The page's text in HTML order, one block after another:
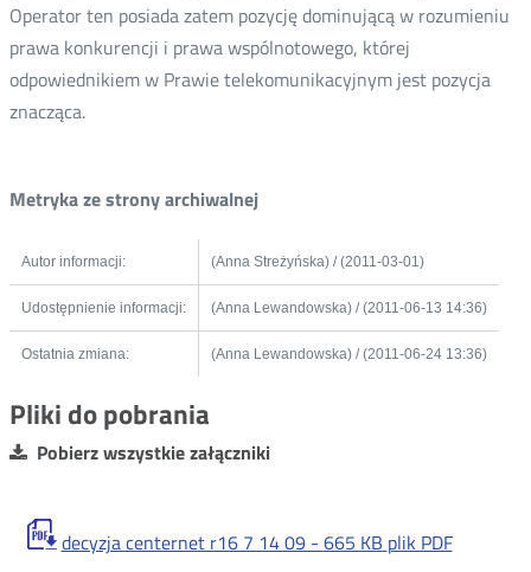
Operator ten posiada zatem pozycję dominującą w rozumieniu
prawa konkurencji i prawa wspólnotowego, której
odpowiednikiem w Prawie telekomunikacyjnym jest pozycja
znacząca.
Metryka ze strony archiwalnej
Autor informacji: (Anna Streżyńska) / (2011-03-01)
Udostępnienie informacji: (Anna Lewandowska) / (2011-06-13 14:36)
Ostatnia zmiana: (Anna Lewandowska) / (2011-06-24 13:36)
Pliki do pobrania
Pobierz wszystkie załączniki
decyzja centernet r16 7 14 09 - 665 KB plik PDF